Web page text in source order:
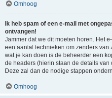
Omhoog
Ik heb spam of een e-mail met
ontvangen!
Jammer dat we dit moeten horen. Het
een aantal technieken om zenders van
wat je kan doen is de beheerder een
de headers (hierin staan de details
Deze zal dan de nodige stappen
Omhoog